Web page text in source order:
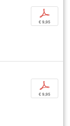
p
€ 9,95
p
€ 9,95